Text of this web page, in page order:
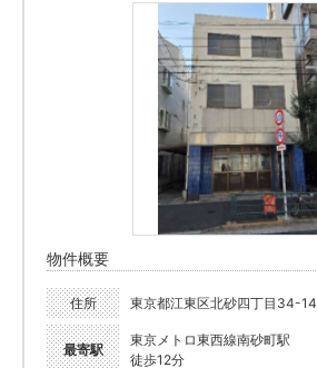
物件概要
住所 東京都江東区北砂四丁目34-14
最寄駅
東京メトロ東西線南砂町駅
徒歩12分